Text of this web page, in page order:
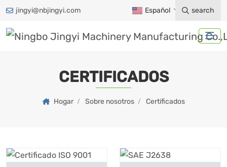
jingyi@nbjingyi.com Español search
CERTIFICADOS
Hogar Sobre nosotros Certificados